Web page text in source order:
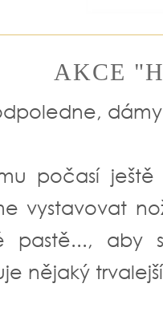
AKCE
počasí
vystavovat
pastě..., aby
nějaký